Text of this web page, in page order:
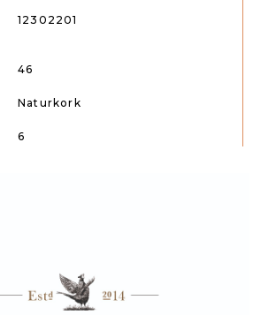
12302201
46
Naturkork
6